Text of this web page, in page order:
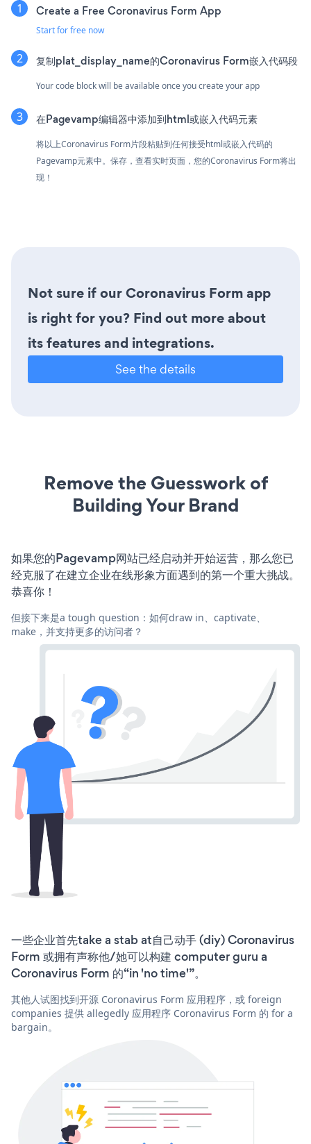
Create a Free Coronavirus Form App
Start for free now
复制plat_display_name的Coronavirus Form嵌入代码段
Your code block will be available once you create your app
在Pagevamp编辑器中添加到html或嵌入代码元素
将以上Coronavirus Form片段粘贴到任何接受html或嵌入代码的
Pagevamp元素中。保存，查看实时页面，您的Coronavirus Form将出
现！
Not sure if our Coronavirus Form app
is right for you? Find out more about
its features and integrations.
See the details
Remove the Guesswork of
Building Your Brand
如果您的Pagevamp网站已经启动并开始运营，那么您已
经克服了在建立企业在线形象方面遇到的第一个重大挑战。
恭喜你！
但接下来是a tough question：如何draw in、captivate、
make，并支持更多的访问者？
一些企业首先take a stab at自己动手 (diy) Coronavirus
Form 或拥有声称他/她可以构建 computer guru a
Coronavirus Form 的“in 'no time'”。
其他人试图找到开源 Coronavirus Form 应用程序，或 foreign
companies 提供 allegedly 应用程序 Coronavirus Form 的 for a
bargain。